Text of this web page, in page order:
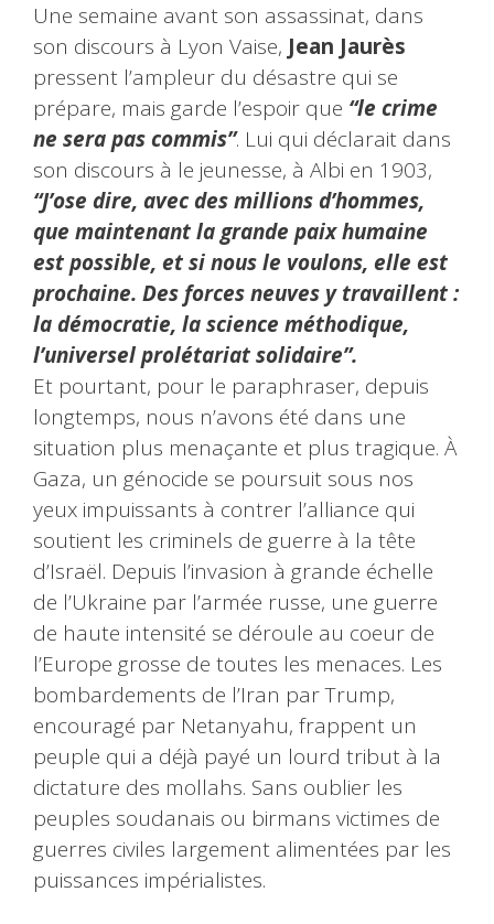
Une semaine avant son assassinat, dans
son discours à Lyon Vaise, Jean Jaurès
pressent l’ampleur du désastre qui se
prépare, mais garde l’espoir que “le crime
ne sera pas commis”. Lui qui déclarait dans
son discours à le jeunesse, à Albi en 1903,
“J’ose dire, avec des millions d’hommes,
que maintenant la grande paix humaine
est possible, et si nous le voulons, elle est
prochaine. Des forces neuves y travaillent :
la démocratie, la science méthodique,
l’universel prolétariat solidaire”.
Et pourtant, pour le paraphraser, depuis
longtemps, nous n’avons été dans une
situation plus menaçante et plus tragique. À
Gaza, un génocide se poursuit sous nos
yeux impuissants à contrer l’alliance qui
soutient les criminels de guerre à la tête
d’Israël. Depuis l’invasion à grande échelle
de l’Ukraine par l’armée russe, une guerre
de haute intensité se déroule au coeur de
l’Europe grosse de toutes les menaces. Les
bombardements de l’Iran par Trump,
encouragé par Netanyahu, frappent un
peuple qui a déjà payé un lourd tribut à la
dictature des mollahs. Sans oublier les
peuples soudanais ou birmans victimes de
guerres civiles largement alimentées par les
puissances impérialistes.